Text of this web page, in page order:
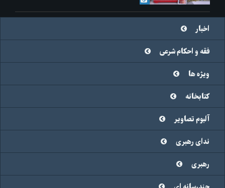
اخبار
فقه و احکام شرعی
ویژه ها
کتابخانه
آلبوم تصاویر
ندای رهبری
رهبری